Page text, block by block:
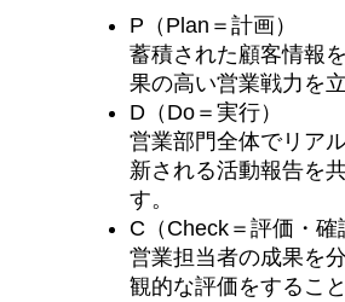
P（Plan＝計画）
蓄積された顧客情報
果の高い営業戦力を
D（Do＝実行）
営業部門全体でリア
新される活動報告を
す。
C（Check＝評価・確
営業担当者の成果を
観的な評価をするこ